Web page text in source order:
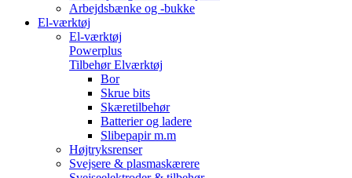
Arbejdsbænke og -bukke
El-værktøj
El-værktøj
Powerplus
Tilbehør Elværktøj
Bor
Skrue bits
Skæretilbehør
Batterier og ladere
Slibepapir m.m
Højtryksrenser
Svejsere & plasmaskærere